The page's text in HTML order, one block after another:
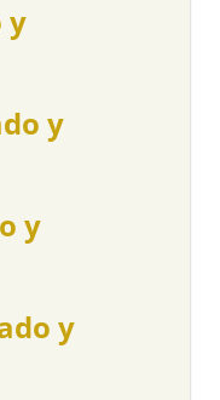
y
y
y
y